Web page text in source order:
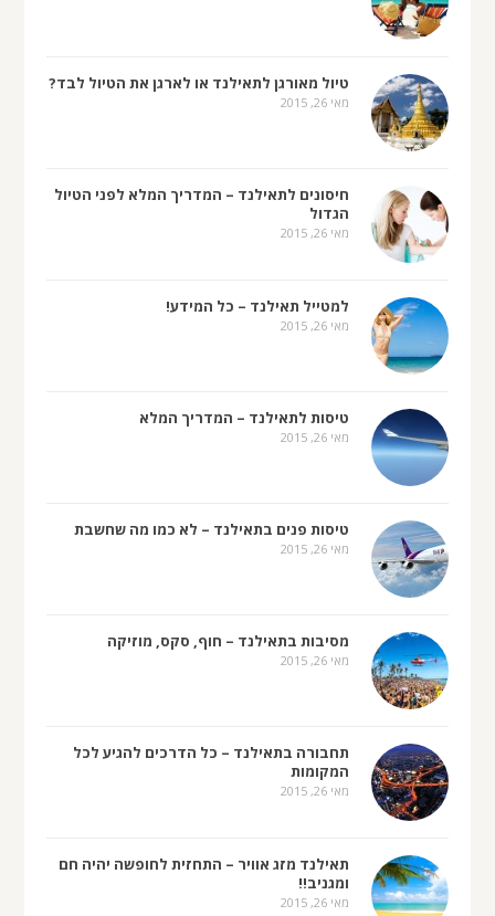
טיול מאורגן לתאילנד או לארגן את הטיול לבד?
מאי 26, 2015
חיסונים לתאילנד – המדריך המלא לפני הטיול
הגדול
מאי 26, 2015
למטייל תאילנד – כל המידע!
מאי 26, 2015
טיסות לתאילנד – המדריך המלא
מאי 26, 2015
טיסות פנים בתאילנד – לא כמו מה שחשבת
מאי 26, 2015
מסיבות בתאילנד – חוף, סקס, מוזיקה
מאי 26, 2015
תחבורה בתאילנד – כל הדרכים להגיע לכל
המקומות
מאי 26, 2015
תאילנד מזג אוויר – התחזית לחופשה יהיה חם
ומגניב!!
מאי 26, 2015